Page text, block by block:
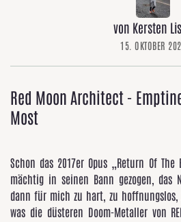
von Kersten
15. OKTOBER
Red Moon Architect -
Most
Schon das 2017er Opus „Return Of
mächtig in seinen Bann gezogen, das
dann für mich zu hart, zu
was die düsteren Doom-Metaller von